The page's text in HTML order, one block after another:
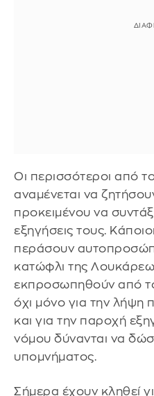
Οι περισσότεροι από
αναμένεται να
προκειμένου να
εξηγήσεις τους.
περάσουν
κατώφλι της
εκπροσωπηθούν από
όχι μόνο για την λήψη
και για την παροχή
νόμου δύνανται να
υπομνήματος.
Σήμερα έχουν κληθεί